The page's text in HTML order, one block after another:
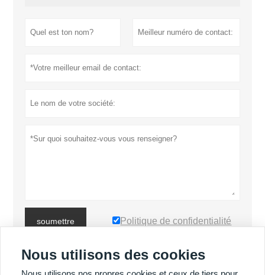
soumettre Politique de confidentialité
Nous utilisons des cookies